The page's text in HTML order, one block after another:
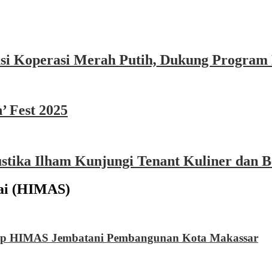
Koperasi Merah Putih, Dukung Program
Fest 2025
Ilham Kunjungi Tenant Kuliner dan
(HIMAS)
Jembatani Pembangunan Kota Makassar